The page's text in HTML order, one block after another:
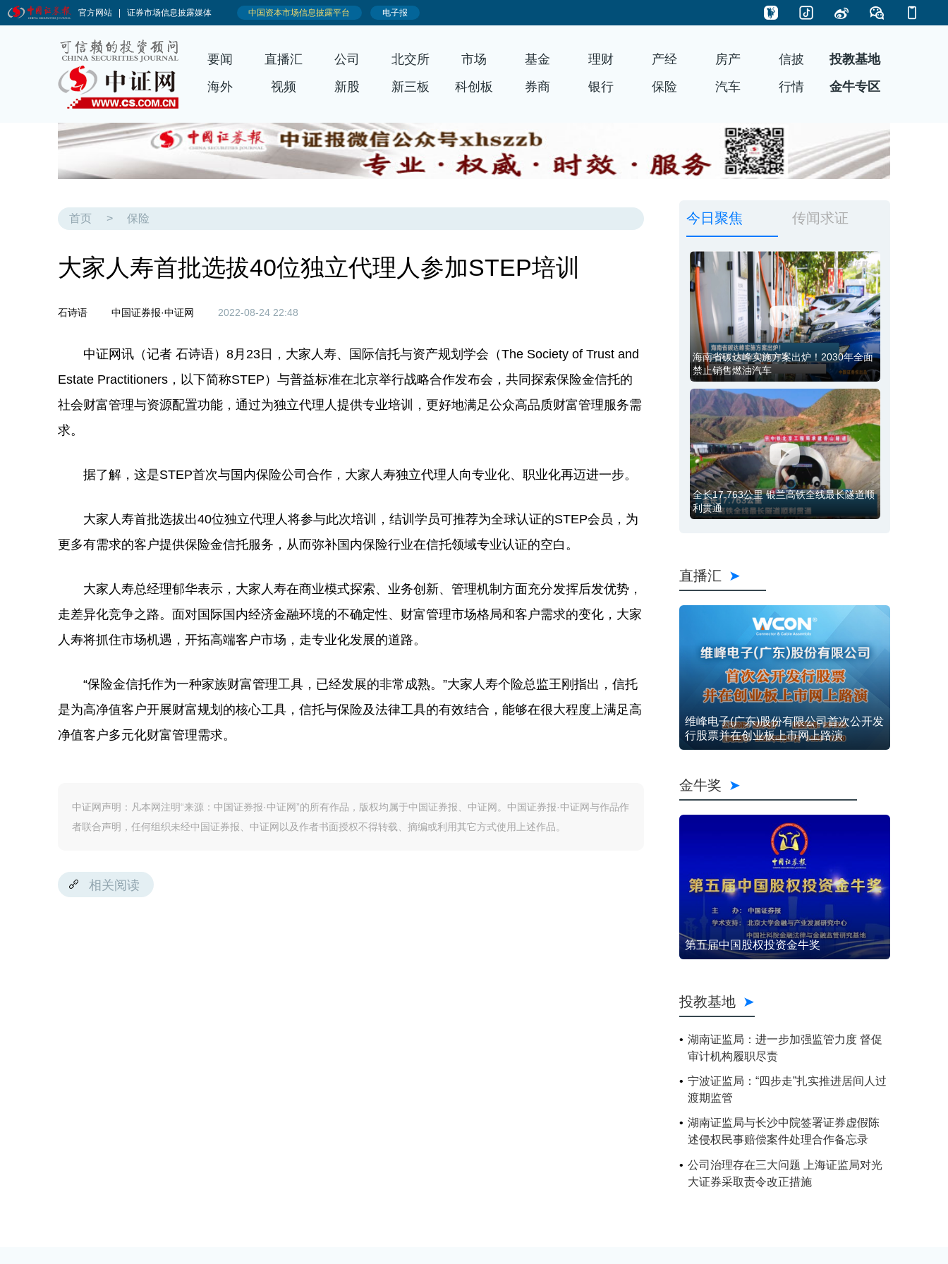
要闻 直播汇 公司 北交所 市场 基金 理财 产经 房产 信披
投教基地
海外
视频 新股 新三板 科创板 券商 银行 保险 汽车 行情 金牛专区
首页 > 保险
大家人寿首批选拔40位独立代理人参加STEP培训
石诗语 中国证券报·中证网 2022-08-24 22:48
中证网讯（记者 石诗语）8月23日，大家人寿、国际信托与资产规划学会（The Society of Trust and
Estate Practitioners，以下简称STEP）与普益标准在北京举行战略合作发布会，共同探索保险金信托的
社会财富管理与资源配置功能，通过为独立代理人提供专业培训，更好地满足公众高品质财富管理服务需
求。
据了解，这是STEP首次与国内保险公司合作，大家人寿独立代理人向专业化、职业化再迈进一步。
大家人寿首批选拔出40位独立代理人将参与此次培训，结训学员可推荐为全球认证的STEP会员，为
更多有需求的客户提供保险金信托服务，从而弥补国内保险行业在信托领域专业认证的空白。
大家人寿总经理郁华表示，大家人寿在商业模式探索、业务创新、管理机制方面充分发挥后发优势，
走差异化竞争之路。面对国际国内经济金融环境的不确定性、财富管理市场格局和客户需求的变化，大家
人寿将抓住市场机遇，开拓高端客户市场，走专业化发展的道路。
“保险金信托作为一种家族财富管理工具，已经发展的非常成熟。”大家人寿个险总监王刚指出，信托
是为高净值客户开展财富规划的核心工具，信托与保险及法律工具的有效结合，能够在很大程度上满足高
净值客户多元化财富管理需求。
中证网声明：凡本网注明“来源：中国证券报·中证网”的所有作品，版权均属于中国证券报、中证网。中国证券报·中证网与作品作
者联合声明，任何组织未经中国证券报、中证网以及作者书面授权不得转载、摘编或利用其它方式使用上述作品。
相关阅读
今日聚焦 传闻求证
海南省碳达峰实施方案出炉！2030年全面
禁止销售燃油汽车
全长17.763公里 银兰高铁全线最长隧道顺
利贯通
直播汇
维峰电子(广东)股份有限公司首次公开发
行股票并在创业板上市网上路演
金牛奖
第五届中国股权投资金牛奖
投教基地
湖南证监局：进一步加强监管力度 督促
审计机构履职尽责
宁波证监局：“四步走”扎实推进居间人过
渡期监管
湖南证监局与长沙中院签署证券虚假陈
述侵权民事赔偿案件处理合作备忘录
公司治理存在三大问题 上海证监局对光
大证券采取责令改正措施